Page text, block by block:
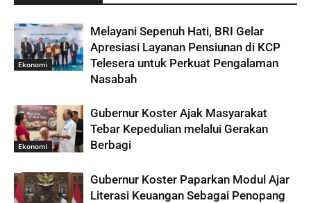
Ekonomi
Melayani Sepenuh Hati, BRI Gelar
Apresiasi Layanan Pensiunan di KCP
Telesera untuk Perkuat Pengalaman
Nasabah
Ekonomi
Gubernur Koster Ajak Masyarakat
Tebar Kepedulian melalui Gerakan
Berbagi
Gubernur Koster Paparkan Modul Ajar
Literasi Keuangan Sebagai Penopang